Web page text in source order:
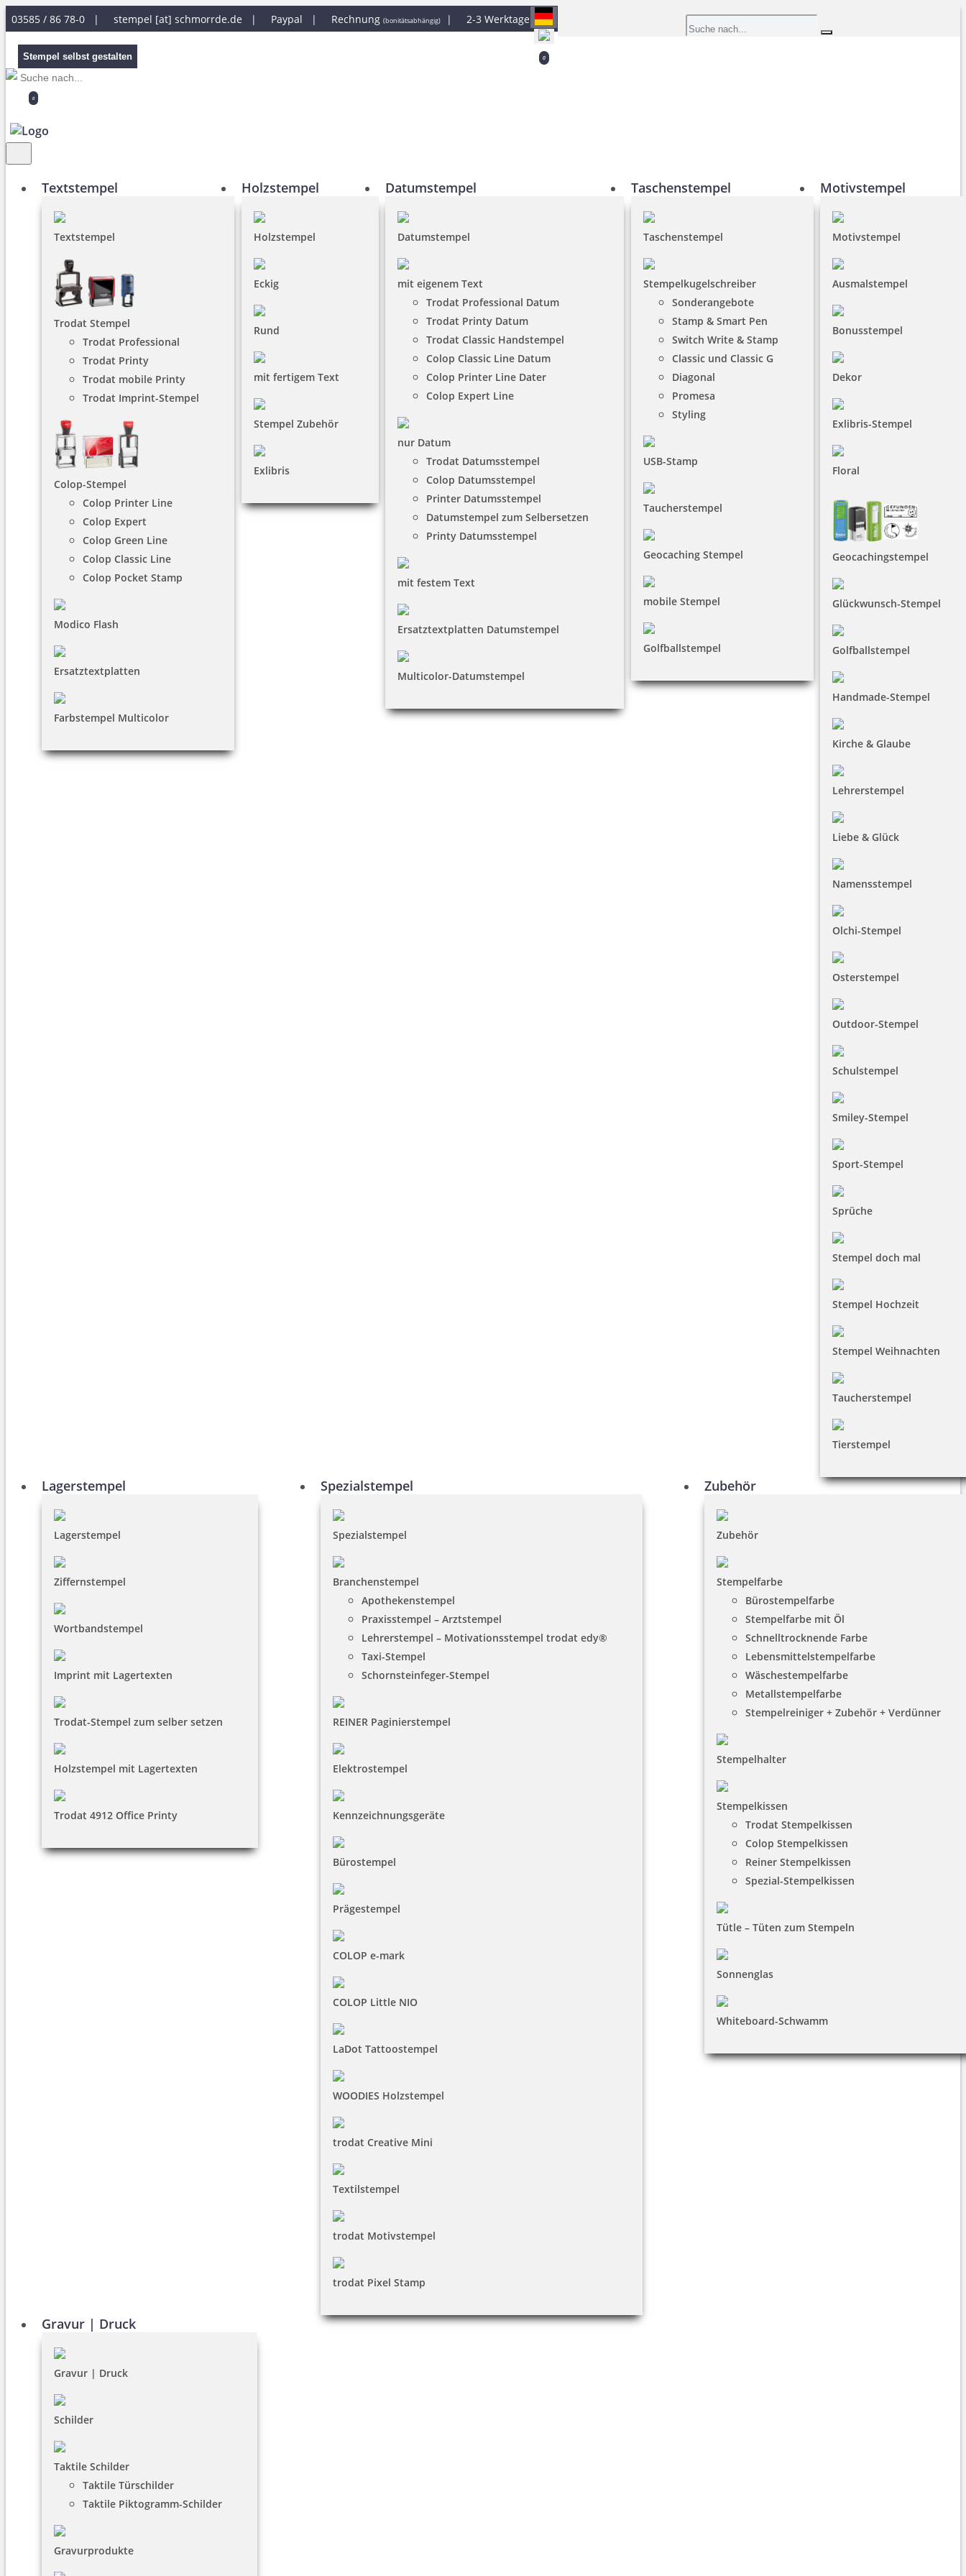
03585 / 86 78-0 | stempel [at] schmorrde.de | Paypal | Rechnung (bonitätsabhängig) | 2-3 Werktage
0
Stempel selbst gestalten
0
Textstempel
Textstempel
Trodat Stempel
Trodat Professional
Trodat Printy
Trodat mobile Printy
Trodat Imprint-Stempel
Colop-Stempel
Colop Printer Line
Colop Expert
Colop Green Line
Colop Classic Line
Colop Pocket Stamp
Modico Flash
Ersatztextplatten
Farbstempel Multicolor
Holzstempel
Holzstempel
Eckig
Rund
mit fertigem Text
Stempel Zubehör
Exlibris
Datumstempel
Datumstempel
mit eigenem Text
Trodat Professional Datum
Trodat Printy Datum
Trodat Classic Handstempel
Colop Classic Line Datum
Colop Printer Line Dater
Colop Expert Line
nur Datum
Trodat Datumsstempel
Colop Datumsstempel
Printer Datumsstempel
Datumstempel zum Selbersetzen
Printy Datumsstempel
mit festem Text
Ersatztextplatten Datumstempel
Multicolor-Datumstempel
Taschenstempel
Taschenstempel
Stempelkugelschreiber
Sonderangebote
Stamp & Smart Pen
Switch Write & Stamp
Classic und Classic G
Diagonal
Promesa
Styling
USB-Stamp
Taucherstempel
Geocaching Stempel
mobile Stempel
Golfballstempel
Motivstempel
Motivstempel
Ausmalstempel
Bonusstempel
Dekor
Exlibris-Stempel
Floral
Geocachingstempel
Glückwunsch-Stempel
Golfballstempel
Handmade-Stempel
Kirche & Glaube
Lehrerstempel
Liebe & Glück
Namensstempel
Olchi-Stempel
Osterstempel
Outdoor-Stempel
Schulstempel
Smiley-Stempel
Sport-Stempel
Sprüche
Stempel doch mal
Stempel Hochzeit
Stempel Weihnachten
Taucherstempel
Tierstempel
Lagerstempel
Lagerstempel
Ziffernstempel
Wortbandstempel
Imprint mit Lagertexten
Trodat-Stempel zum selber setzen
Holzstempel mit Lagertexten
Trodat 4912 Office Printy
Spezialstempel
Spezialstempel
Branchenstempel
Apothekenstempel
Praxisstempel – Arztstempel
Lehrerstempel – Motivationsstempel trodat edy®
Taxi-Stempel
Schornsteinfeger-Stempel
REINER Paginierstempel
Elektrostempel
Kennzeichnungsgeräte
Bürostempel
Prägestempel
COLOP e-mark
COLOP Little NIO
LaDot Tattoostempel
WOODIES Holzstempel
trodat Creative Mini
Textilstempel
trodat Motivstempel
trodat Pixel Stamp
Zubehör
Zubehör
Stempelfarbe
Bürostempelfarbe
Stempelfarbe mit Öl
Schnelltrocknende Farbe
Lebensmittelstempelfarbe
Wäschestempelfarbe
Metallstempelfarbe
Stempelreiniger + Zubehör + Verdünner
Stempelhalter
Stempelkissen
Trodat Stempelkissen
Colop Stempelkissen
Reiner Stempelkissen
Spezial-Stempelkissen
Tütle – Tüten zum Stempeln
Sonnenglas
Whiteboard-Schwamm
Gravur | Druck
Gravur | Druck
Schilder
Taktile Schilder
Taktile Türschilder
Taktile Piktogramm-Schilder
Gravurprodukte